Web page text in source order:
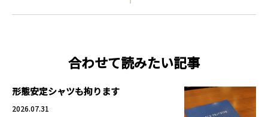
合わせて読みたい記事
形態安定シャツも拘ります
2026.07.31